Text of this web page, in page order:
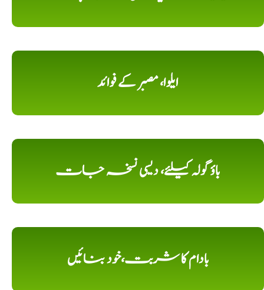
ایلوا، مصبر کے فوائد
باؤ گولہ کیلئے، دیسی نسخہ جات
بادام کا شربت،خود بنائیں